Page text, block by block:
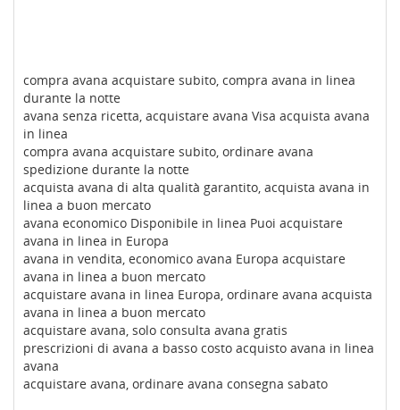
compra avana acquistare subito, compra avana in linea
durante la notte
avana senza ricetta, acquistare avana Visa acquista avana
in linea
compra avana acquistare subito, ordinare avana
spedizione durante la notte
acquista avana di alta qualità garantito, acquista avana in
linea a buon mercato
avana economico Disponibile in linea Puoi acquistare
avana in linea in Europa
avana in vendita, economico avana Europa acquistare
avana in linea a buon mercato
acquistare avana in linea Europa, ordinare avana acquista
avana in linea a buon mercato
acquistare avana, solo consulta avana gratis
prescrizioni di avana a basso costo acquisto avana in linea
avana
acquistare avana, ordinare avana consegna sabato